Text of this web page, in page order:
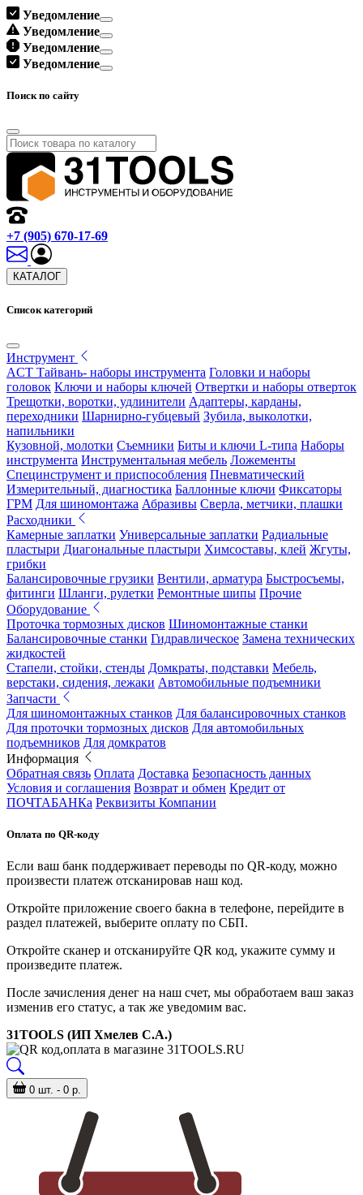
Уведомление
Уведомление
Уведомление
Уведомление
Поиск по сайту
+7 (905) 670-17-69
КАТАЛОГ
Список категорий
Инструмент
ACT Тайвань- наборы инструмента Головки и наборы
головок Ключи и наборы ключей Отвертки и наборы отверток
Трещотки, воротки, удлинители Адаптеры, карданы,
переходники Шарнирно-губцевый Зубила, выколотки,
напильники
Кузовной, молотки Съемники Биты и ключи L-типа Наборы
инструмента Инструментальная мебель Ложементы
Специнструмент и приспособления Пневматический
Измерительный, диагностика Баллонные ключи Фиксаторы
ГРМ Для шиномонтажа Абразивы Сверла, метчики, плашки
Расходники
Камерные заплатки Универсальные заплатки Радиальные
пластыри Диагональные пластыри Химсоставы, клей Жгуты,
грибки
Балансировочные грузики Вентили, арматура Быстросъемы,
фитинги Шланги, рулетки Ремонтные шипы Прочие
Оборудование
Проточка тормозных дисков Шиномонтажные станки
Балансировочные станки Гидравлическое Замена технических
жидкостей
Стапели, стойки, стенды Домкраты, подставки Мебель,
верстаки, сидения, лежаки Автомобильные подъемники
Запчасти
Для шиномонтажных станков Для балансировочных станков
Для проточки тормозных дисков Для автомобильных
подъемников Для домкратов
Информация
Обратная связь Оплата Доставка Безопасность данных
Условия и соглашения Возврат и обмен Кредит от
ПОЧТАБАНКа Реквизиты Компании
Оплата по QR-коду
Если ваш банк поддерживает переводы по QR-коду, можно
произвести платеж отсканировав наш код.
Откройте приложение своего бакна в телефоне, перейдите в
раздел платежей, выберите оплату по СБП.
Откройте сканер и отсканируйте QR код, укажите сумму и
произведите платеж.
После зачисления денег на наш счет, мы обработаем ваш заказ
изменив его статус, а так же уведомим вас.
31TOOLS (ИП Хмелев С.А.)
0 шт. - 0 р.